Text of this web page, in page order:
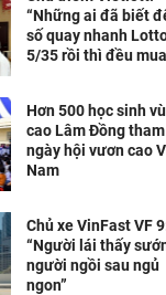
“Những ai đã biết
số quay nhanh
5/35 rồi thì đều
Hơn 500 học sinh
cao Lâm Đồng
ngày hội vươn cao
Nam
Chủ xe VinFast VF
“Người lái thấy
người ngồi sau ngủ
ngon”